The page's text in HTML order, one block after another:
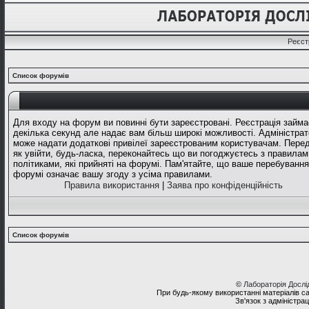
Список форумів
Для входу на форум ви повинні бути зареєстровані. Реєстрація
декілька секунд але надає вам більш широкі можливості.
може надати додаткові привілеї зареєстрованим користувачам.
як увійти, будь-ласка, переконайтесь що ви погоджуєтесь з
політиками, які прийняті на форумі. Пам'ятайте, що ваше
форумі означає вашу згоду з усіма правилами.
Правила використання
Заява про конфіденційність
Список форумів
© Лабораторія
При будь-якому використанні матеріалів
Зв'язок з